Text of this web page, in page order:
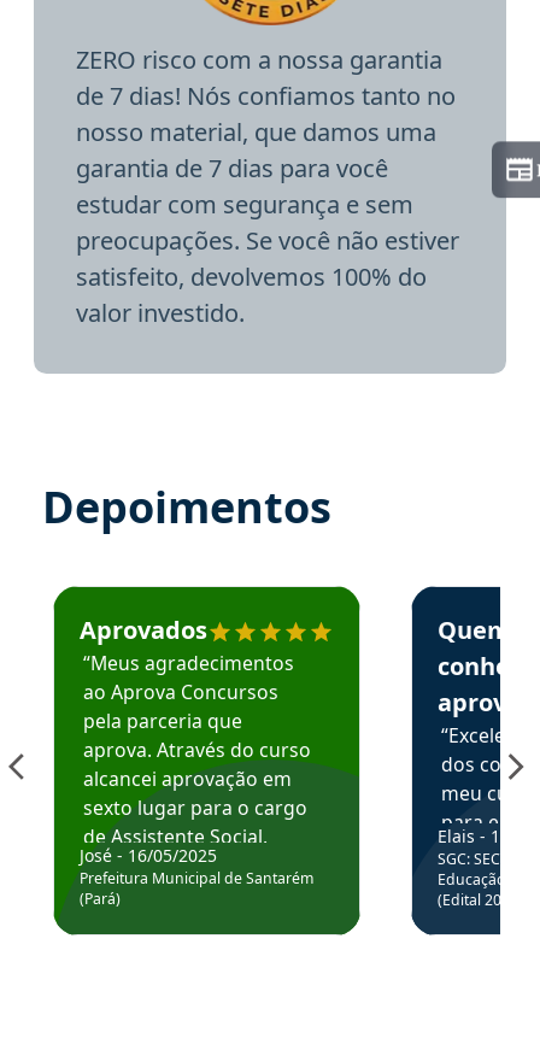
ZERO risco com a nossa garantia
de 7 dias! Nós confiamos tanto no
nosso material, que damos uma
garantia de 7 dias para você
estudar com segurança e sem
preocupações. Se você não estiver
satisfeito, devolvemos 100% do
valor investido.
Depoimentos
Estudante José recomenda o Aprova Concursos em
Aprovados
“Meus agradecimentos
ao Aprova Concursos
pela parceria que
aprova. Através do curso
alcancei aprovação em
sexto lugar para o cargo
de Assistente Social.
Hoje estou atuando na
Prefeitura de Santarém.
José - 16/05/2025
Prefeitura Municipal de Santarém
(Pará)
Estudante
Quem
aprova
dos
meu
para
colocar
através
de
Elais - 15/
SGC: SEC BA
Educação
(Edital